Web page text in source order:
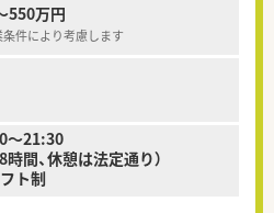
550万円
条件により考慮します
21:30
時間、休憩は法定通り）
ト制